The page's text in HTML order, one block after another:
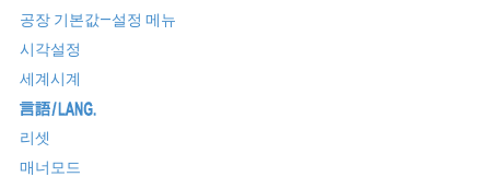
공장 기본값—설정 메뉴
시각설정
세계시계
리셋
매너모드